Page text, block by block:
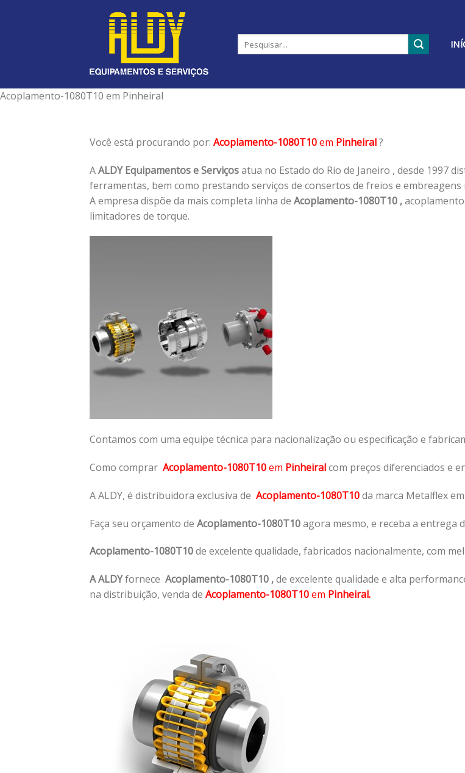
Acoplamento-1080T10 em Pinheiral
Você está procurando por: Acoplamento-1080T10em Pinheiral?
AALDY Equipamentos e Serviçosatua no Estado do Rio de Janeiro , desde 1997
ferramentas, bem como prestando serviços de consertos de freios e embreagens
A empresa dispõe da mais completa linha de Acoplamento-1080T10 ,
limitadores de torque.
Contamos com uma equipe técnica para nacionalização ou especificação e
Como comprar Acoplamento-1080T10em Pinheiralcom preços diferenciados e
A ALDY, é distribuidora exclusiva de Acoplamento-1080T10da marca Metalflex em
Faça seu orçamento de Acoplamento-1080T10agora mesmo, e receba a entrega
Acoplamento-1080T10de excelente qualidade, fabricados nacionalmente, com
A ALDYfornece Acoplamento-1080T10 ,de excelente qualidade e alta
na distribuição, venda de Acoplamento-1080T10em Pinheiral.